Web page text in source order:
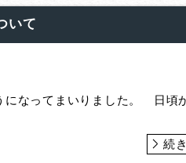
いて
になってまいりました。 日頃
続